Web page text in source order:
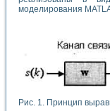
моделирования
Рис. 1. Принцип